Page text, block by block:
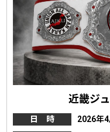
近畿ジ
日 時
2026年4